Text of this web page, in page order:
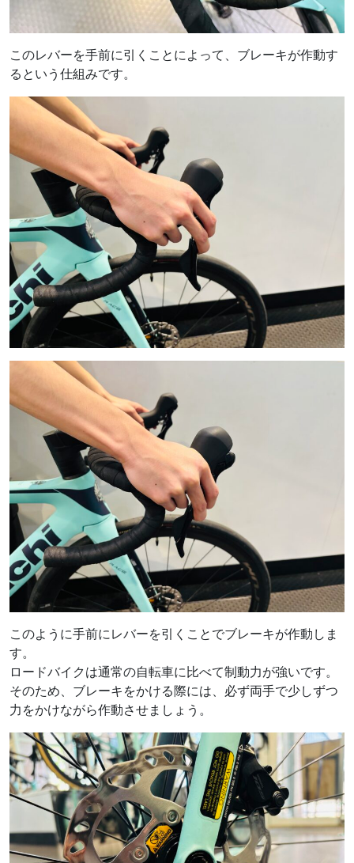
このレバーを手前に引くことによって、ブレーキが作動す
るという仕組みです。
このように手前にレバーを引くことでブレーキが作動しま
す。
ロードバイクは通常の自転車に比べて制動力が強いです。
そのため、ブレーキをかける際には、必ず両手で少しずつ
力をかけながら作動させましょう。